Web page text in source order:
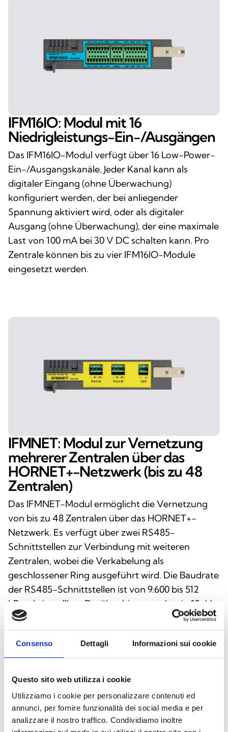
Consenso Dettagli Informazioni sui cookie
Questo sito web utilizza i cookie
Utilizziamo i cookie per personalizzare contenuti ed
annunci, per fornire funzionalità dei social media e per
analizzare il nostro traffico. Condividiamo inoltre
IFM16IO: Modul mit 16
Niedrigleistungs-Ein-/Ausgängen
Das IFM16IO-Modul verfügt über 16 Low-Power-
Ein-/Ausgangskanäle. Jeder Kanal kann als
digitaler Eingang (ohne Überwachung)
konfiguriert werden, der bei anliegender
Spannung aktiviert wird, oder als digitaler
Ausgang (ohne Überwachung), der eine maximale
Last von 100 mA bei 30 V DC schalten kann. Pro
Zentrale können bis zu vier IFM16IO-Module
eingesetzt werden.
IFMNET: Modul zur Vernetzung
mehrerer Zentralen über das
HORNET+-Netzwerk (bis zu 48
Zentralen)
Das IFMNET-Modul ermöglicht die Vernetzung
von bis zu 48 Zentralen über das HORNET+-
Netzwerk. Es verfügt über zwei RS485-
Schnittstellen zur Verbindung mit weiteren
Zentralen, wobei die Verkabelung als
geschlossener Ring ausgeführt wird. Die Baudrate
der RS485-Schnittstellen ist von 9.600 bis 512
kBaud einstellbar. Darüber hinaus steht ein 12-V-
Ausgang zur Versorgung von RS485-Glasfaser-
Konvertern zur Verfügung. Pro Zentrale kann ein
IFMNET-Modul eingesetzt werden. Alle im
HORNET+-Netzwerk verbundenen Zentralen
müssen mit einem IFMNET-Modul ausgestattet